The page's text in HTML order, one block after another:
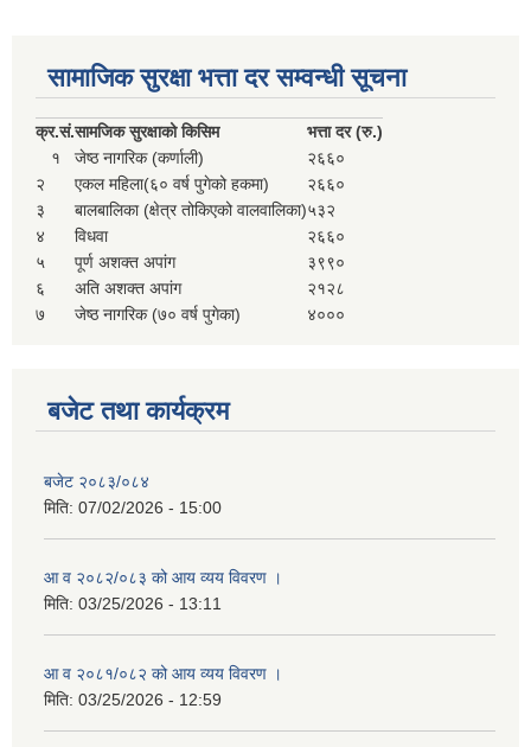
सामाजिक सुरक्षा भत्ता दर सम्वन्धी सूचना
क्र.सं.सामजिक सुरक्षाको किसिम
भत्ता दर (रु.)
१
जेष्ठ नागरिक (कर्णाली)
२६६०
२
एकल महिला(६० वर्ष पुगेको हकमा)
२६६०
३
बालबालिका (क्षेत्र तोकिएको वालवालिका)५३२
४
विधवा
२६६०
५
पूर्ण अशक्त अपांग
३९९०
६
अति अशक्त अपांग
२१२८
७
जेष्ठ नागरिक (७० वर्ष पुगेका) ४०००
बजेट तथा कार्यक्रम
बजेट २०८३/०८४
मिति: 07/02/2026 - 15:00
आ व २०८२/०८३ को आय व्यय विवरण ।
मिति: 03/25/2026 - 13:11
आ व २०८१/०८२ को आय व्यय विवरण ।
मिति: 03/25/2026 - 12:59